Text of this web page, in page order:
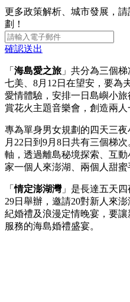
更多政策解析、城市發展，
劃！
確認送出
「 海島愛之旅 」共分為三個
七美、8月12日在望安，要為
愛情體驗，安排一日島嶼小
賞花火主題音樂會，創造兩人
專為單身男女規劃的四天三夜
月22日到9月8日共有三個梯
軸，透過離島秘境探索、互
家一個人來澎湖、兩個人甜蜜
「情定澎湖灣」是長達五天四
29日舉辦，邀請20對新人來
紀婚禮及浪漫定情晚宴，要
服務的海島婚禮盛宴。